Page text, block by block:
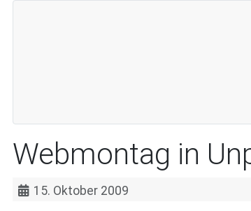
Webmontag in
15. Oktober 2009